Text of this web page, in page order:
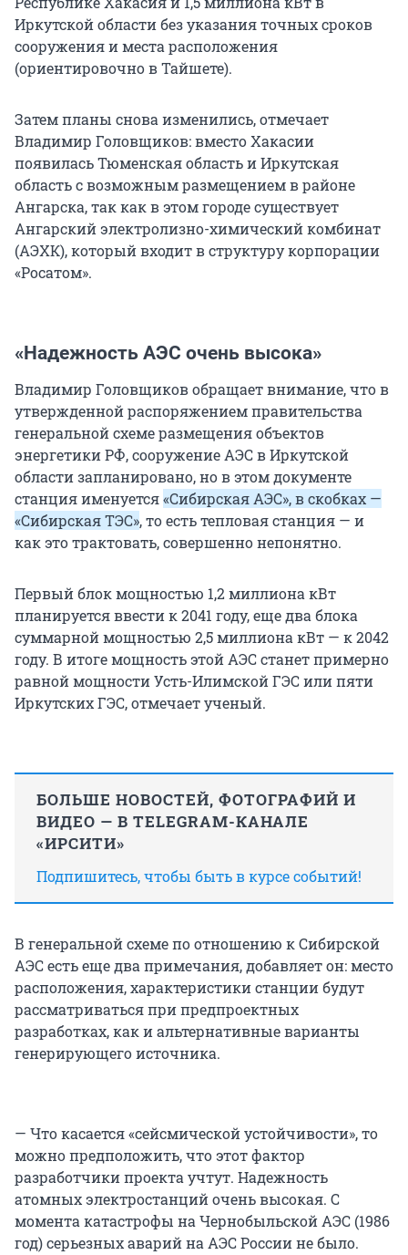
Иркутской области без указания точных сроков
сооружения и места расположения
(ориентировочно в Тайшете).
Затем планы снова изменились, отмечает
Владимир Головщиков: вместо Хакасии
появилась Тюменская область и Иркутская
область с возможным размещением в районе
Ангарска, так как в этом городе существует
Ангарский электролизно-химический комбинат
(АЭХК), который входит в структуру корпорации
«Росатом».
«Надежность АЭС очень высока»
Владимир Головщиков обращает внимание, что в
утвержденной распоряжением правительства
генеральной схеме размещения объектов
энергетики РФ, сооружение АЭС в Иркутской
области запланировано, но в этом документе
станция именуется«Сибирская АЭС», в скобках —
«Сибирская ТЭС», то есть тепловая станция — и
как это трактовать, совершенно непонятно.
Первый блок мощностью 1,2 миллиона кВт
планируется ввести к 2041 году, еще два блока
суммарной мощностью 2,5 миллиона кВт — к 2042
году. В итоге мощность этой АЭС станет примерно
равной мощности Усть-Илимской ГЭС или пяти
Иркутских ГЭС, отмечает ученый.
БОЛЬШЕ НОВОСТЕЙ, ФОТОГРАФИЙ И
ВИДЕО — В TELEGRAM-КАНАЛЕ
«ИРСИТИ»
Подпишитесь, чтобы быть в курсе событий!
В генеральной схеме по отношению к Сибирской
АЭС есть еще два примечания, добавляет он: место
расположения, характеристики станции будут
рассматриваться при предпроектных
разработках, как и альтернативные варианты
генерирующего источника.
— Что касается «сейсмической устойчивости», то
можно предположить, что этот фактор
разработчики проекта учтут. Надежность
атомных электростанций очень высокая. С
момента катастрофы на Чернобыльской АЭС (1986
год) серьезных аварий на АЭС России не было.